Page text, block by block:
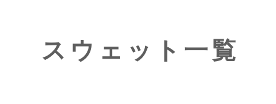
スウェット一覧